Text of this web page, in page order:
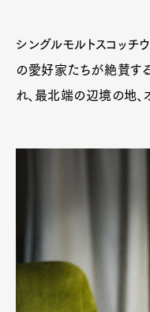
シングルモルトスコッチ
の愛好家たちが絶賛す
れ、最北端の辺境の地、